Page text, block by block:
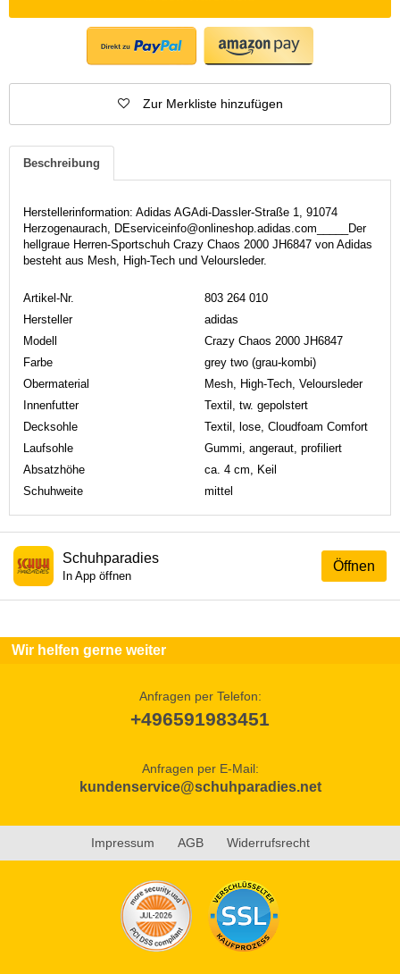
Zur Merkliste hinzufügen
Beschreibung
Herstellerinformation: Adidas AGAdi-Dassler-Straße 1, 91074
Herzogenaurach, DEserviceinfo@onlineshop.adidas.com_____Der
hellgraue Herren-Sportschuh Crazy Chaos 2000 JH6847 von Adidas
besteht aus Mesh, High-Tech und Veloursleder.
Artikel-Nr.
803 264 010
Hersteller
adidas
Modell
Crazy Chaos 2000 JH6847
Farbe
grey two (grau-kombi)
Obermaterial
Mesh, High-Tech, Veloursleder
Innenfutter
Textil, tw. gepolstert
Decksohle
Textil, lose, Cloudfoam Comfort
Laufsohle
Gummi, angeraut, profiliert
Absatzhöhe
ca. 4 cm, Keil
Schuhweite
mittel
Öffnen
Schuhparadies
In App öffnen
Wir helfen gerne weiter
Anfragen per Telefon:
+496591983451
Anfragen per E-Mail:
kundenservice@schuhparadies.net
Impressum AGB Widerrufsrecht